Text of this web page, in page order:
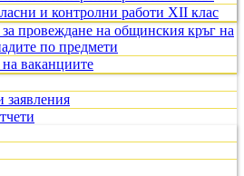
и контролни работи XII клас
провеждане на общинския кръг на
по предмети
ваканциите
заявления